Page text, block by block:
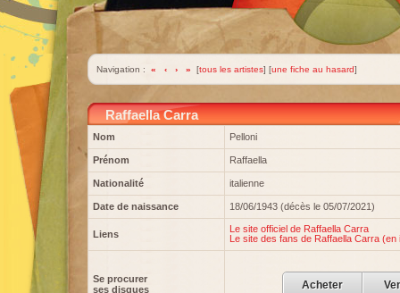
Navigation : « ‹ › » [tous les artistes] [une fiche au hasard]
Raffaella Carra
Nom Pelloni
Prénom Raffaella
Nationalité italienne
Date de naissance 18/06/1943 (décès le 05/07/2021)
Liens
Le site officiel de Raffaella Carra
Le site des fans de Raffaella Carra (en
Se procurer
ses disques
Acheter